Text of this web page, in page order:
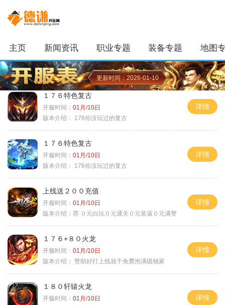
主页 新闻资讯 职业专题 装备专题 地图
更新时间：2026-01-10
１７６特色复古
开服时间： 01月/10日
版本介绍：
176你没玩过的复古
详情
１７６特色复古
开服时间： 01月/10日
版本介绍：
176你没玩过的复古
详情
上线送２００充值
开服时间： 01月/10日
版本介绍： 荐 ０元白玩０元通关０元装逼０元满赞
详情
１７６+８０火龙
开服时间： 01月/10日
版本介绍： 赞助好打上线就干免费泡满级独家
详情
１８０轩辕火龙
开服时间： 01月/10日
详情